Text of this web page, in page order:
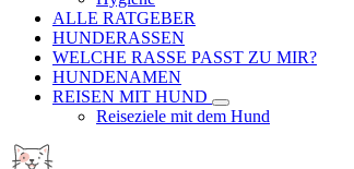
ALLE RATGEBER
HUNDERASSEN
WELCHE RASSE PASST ZU MIR?
HUNDENAMEN
REISEN MIT HUND
Reiseziele mit dem Hund